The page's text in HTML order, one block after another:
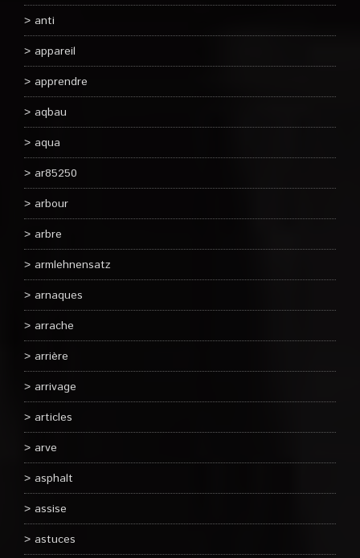
anti
appareil
apprendre
aqbau
aqua
ar85250
arbour
arbre
armlehnensatz
arnaques
arrache
arrière
arrivage
articles
arve
asphalt
assise
astuces